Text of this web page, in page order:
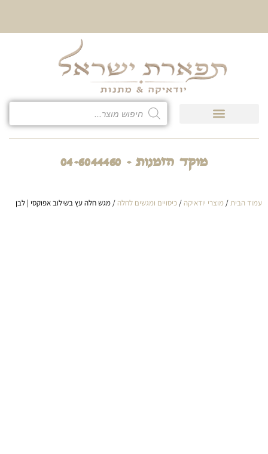
מוקד הזמנות - 04-6044460
עמוד הבית/ מוצרי יודאיקה/ כיסויים ומגשים לחלה/ מגש חלה עץ בשילוב אפוקסי | לבן